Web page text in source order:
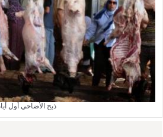
ذبح الأضاحي أول أيام العيد، 28 سبتمبر